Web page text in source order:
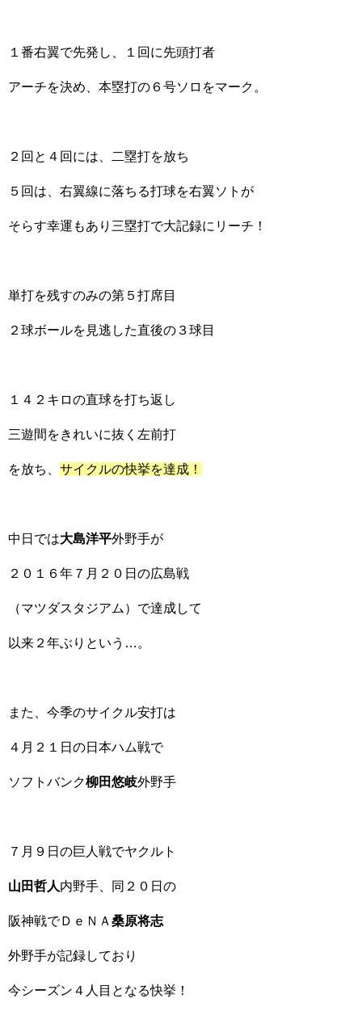
１番右翼で先発し、１回に先頭打者
アーチを決め、本塁打の６号ソロをマーク。
２回と４回には、二塁打を放ち
５回は、右翼線に落ちる打球を右翼ソトが
そらす幸運もあり三塁打で大記録にリーチ！
単打を残すのみの第５打席目
２球ボールを見逃した直後の３球目
１４２キロの直球を打ち返し
三遊間をきれいに抜く左前打
を放ち、 サイクルの快挙を達成！
中日では大島洋平外野手が
２０１６年７月２０日の広島戦
（マツダスタジアム）で達成して
以来２年ぶりという…。
また、今季のサイクル安打は
４月２１日の日本ハム戦で
ソフトバンク柳田悠岐外野手
７月９日の巨人戦でヤクルト
山田哲人内野手、同２０日の
阪神戦でＤｅＮＡ 桑原将志
外野手が記録しており
今シーズン４人目となる快挙！